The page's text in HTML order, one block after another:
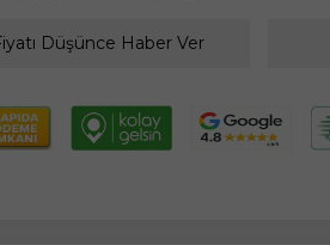
Düşünce Haber Ver